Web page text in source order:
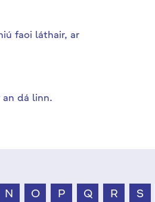
faoi láthair, ar
dá linn.
N O P Q R S